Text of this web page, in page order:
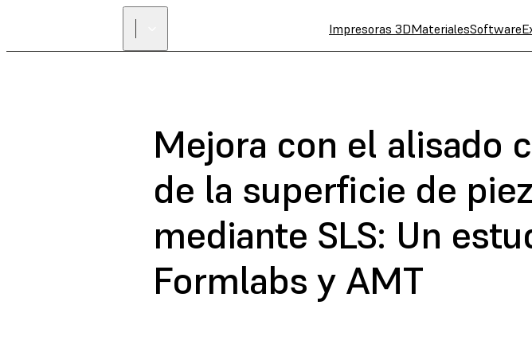
Impresoras 3DMaterialesSoftware
Mejora con el alisado
de la superficie de
mediante SLS: Un
Formlabs y AMT